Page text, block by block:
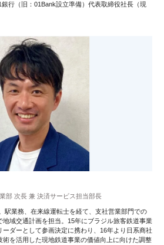
行（旧：01Bank設立準備）代表取締役社長（現
部 次長 兼 決済サービス担当部長
駅業務、在来線運転士を経て、支社営業部門での
域交通計画を担当。​15年にブラジル旅客鉄道事業
ダーとして参画決定に携わり、16年より日系商社
を活用した現地鉄道事業の価値向上に向けた調整